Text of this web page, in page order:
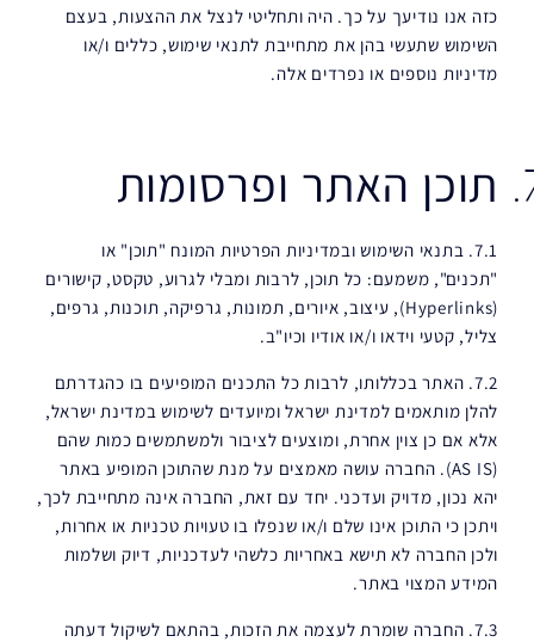
כזה אנו נודיעך על כך. היה ותחליטי לנצל את ההצעות, בעצם
השימוש שתעשי בהן את מתחייבת לתנאי שימוש, כללים ו/או
מדיניות נוספים או נפרדים אלה.
תוכן האתר ופרסומות
7.1. בתנאי השימוש ובמדיניות הפרטיות המונח "תוכן" או
"תכנים", משמעם: כל תוכן, לרבות ומבלי לגרוע, טקסט, קישורים
(Hyperlinks), עיצוב, איורים, תמונות, גרפיקה, תוכנות, גרפים,
צליל, קטעי וידאו ו/או אודיו וכיו"ב.
7.2. האתר בכללותו, לרבות כל התכנים המופיעים בו כהגדרתם
להלן מותאמים למדינת ישראל ומיועדים לשימוש במדינת ישראל,
אלא אם כן צוין אחרת, ומוצעים לציבור ולמשתמשים כמות שהם
(AS IS). החברה עושה מאמצים על מנת שהתוכן המופיע באתר
יהא נכון, מדויק ועדכני. יחד עם זאת, החברה אינה מתחייבת לכך,
ויתכן כי התוכן אינו שלם ו/או שנפלו בו טעויות טכניות או אחרות,
ולכן החברה לא תישא באחריות כלשהי לעדכניות, דיוק ושלמות
המידע המצוי באתר.
7.3. החברה שומרת לעצמה את הזכות, בהתאם לשיקול דעתה